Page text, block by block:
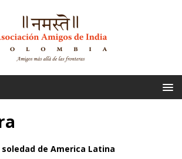
soledad de America Latina